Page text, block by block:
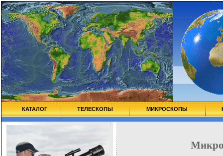
КАТАЛОГ ТЕЛЕСКОПЫ МИКРОСКОПЫ